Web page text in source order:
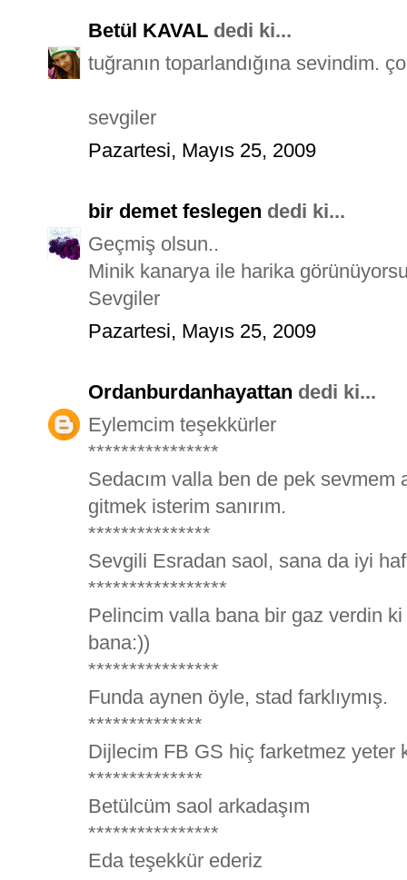
Betül KAVAL dedi ki...
tuğranın toparlandığına sevindim.
sevgiler
Pazartesi, Mayıs 25, 2009
bir demet feslegen dedi ki...
Geçmiş olsun..
Minik kanarya ile harika
Sevgiler
Pazartesi, Mayıs 25, 2009
Ordanburdanhayattan dedi ki...
Eylemcim teşekkürler
****************
Sedacım valla ben de pek sevmem
gitmek isterim sanırım.
***************
Sevgili Esradan saol, sana da iyi
*****************
Pelincim valla bana bir gaz verdin
bana:))
****************
Funda aynen öyle, stad farklıymış.
**************
Dijlecim FB GS hiç farketmez yeter
**************
Betülcüm saol arkadaşım
****************
Eda teşekkür ederiz